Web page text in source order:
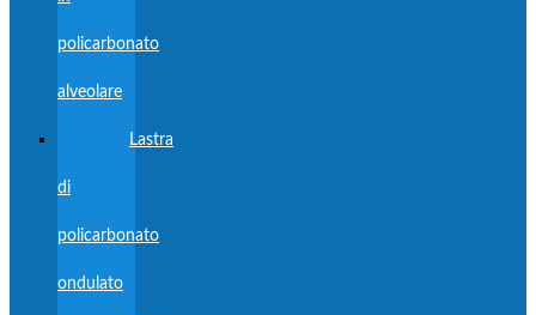
policarbonato
alveolare
Lastra
di
policarbonato
ondulato